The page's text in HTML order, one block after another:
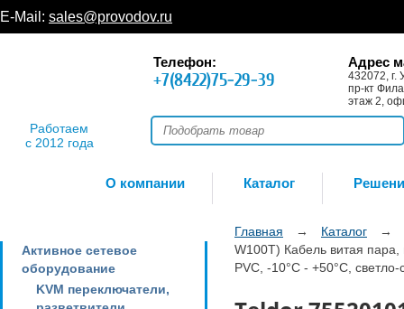
E-Mail: sales@provodov.ru
Работаем
с 2012 года
Телефон:
+7(8422)75-29-39
Адрес
432072, г.
пр-кт
этаж 2,
О компании Каталог
Активное сетевое
оборудование
KVM переключатели,
Главная → Каталог
→
W100T) Кабель витая
PVC, -10°С - +50°С,